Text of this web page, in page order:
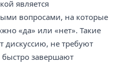
является
вопросами, на которые
«да» или «нет». Такие
дискуссию, не требуют
быстро завершают